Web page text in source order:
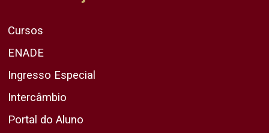
Cursos
ENADE
Ingresso Especial
Intercâmbio
Portal do Aluno